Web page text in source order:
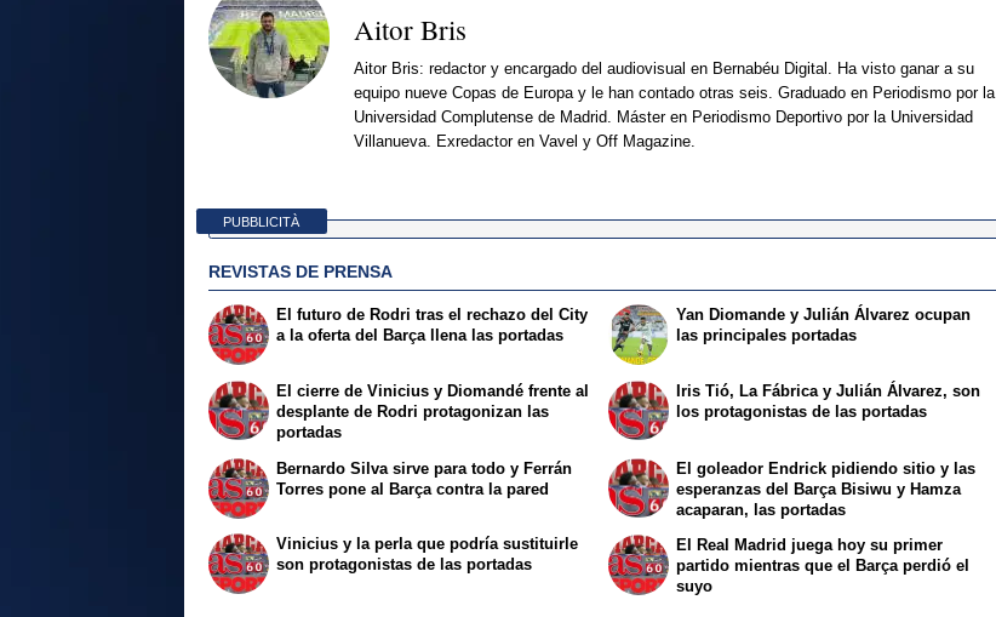
Aitor Bris
Aitor Bris: redactor y encargado del audiovisual en Bernabéu Digital. Ha visto ganar a su
equipo nueve Copas de Europa y le han contado otras seis. Graduado en Periodismo por la
Universidad Complutense de Madrid. Máster en Periodismo Deportivo por la Universidad
Villanueva. Exredactor en Vavel y Off Magazine.
PUBBLICITÀ
REVISTAS DE PRENSA
El futuro de Rodri tras el rechazo del City
a la oferta del Barça llena las portadas
El cierre de Vinicius y Diomandé frente al
desplante de Rodri protagonizan las
portadas
Yan Diomande y Julián Álvarez ocupan
las principales portadas
Iris Tió, La Fábrica y Julián Álvarez, son
los protagonistas de las portadas
Bernardo Silva sirve para todo y Ferrán
Torres pone al Barça contra la pared
Vinicius y la perla que podría sustituirle
son protagonistas de las portadas
El goleador Endrick pidiendo sitio y las
esperanzas del Barça Bisiwu y Hamza
acaparan, las portadas
El Real Madrid juega hoy su primer
partido mientras que el Barça perdió el
suyo